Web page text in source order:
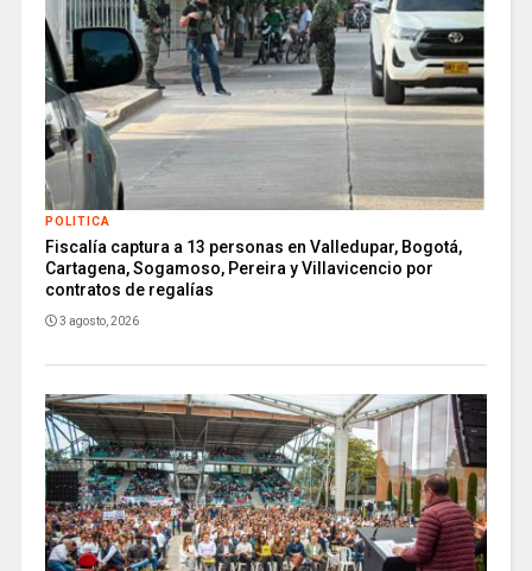
POLITICA
Fiscalía captura a 13 personas en Valledupar, Bogotá,
Cartagena, Sogamoso, Pereira y Villavicencio por
contratos de regalías
3 agosto, 2026